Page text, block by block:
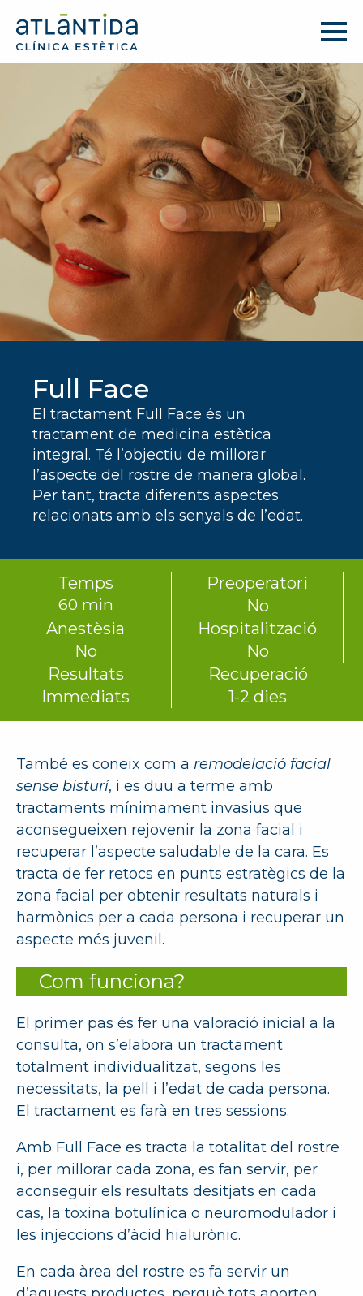
Full Face
El tractament Full Face és un
tractament de medicina estètica
integral. Té l’objectiu de millorar
l’aspecte del rostre de manera global.
Per tant, tracta diferents aspectes
relacionats amb els senyals de l’edat.
Temps
60 min
Preoperatori
No
Anestèsia
No
Hospitalització
No
Resultats
Immediats
Recuperació
1-2 dies
També es coneix com a remodelació facial
sense bisturí, i es duu a terme amb
tractaments mínimament invasius que
aconsegueixen rejovenir la zona facial i
recuperar l’aspecte saludable de la cara. Es
tracta de fer retocs en punts estratègics de la
zona facial per obtenir resultats naturals i
harmònics per a cada persona i recuperar un
aspecte més juvenil.
Com funciona?
El primer pas és fer una valoració inicial a la
consulta, on s’elabora un tractament
totalment individualitzat, segons les
necessitats, la pell i l’edat de cada persona.
El tractament es farà en tres sessions.
Amb Full Face es tracta la totalitat del rostre
i, per millorar cada zona, es fan servir, per
aconseguir els resultats desitjats en cada
cas, la toxina botulínica o neuromodulador i
les injeccions d’àcid hialurònic.
En cada àrea del rostre es fa servir un